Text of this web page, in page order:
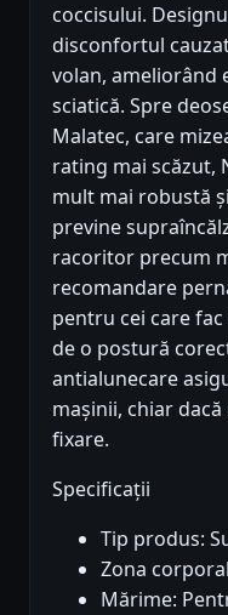
coccisului.
disconfortul
volan, ameliorând
sciatică. Spre
Malatec, care
rating mai scăzut,
mult mai robustă
previne
racoritor precum
recomandare
pentru cei care
de o postură
antialunecare
mașinii, chiar
fixare.
Specificații
Tip produs:
Zona
Mărime: